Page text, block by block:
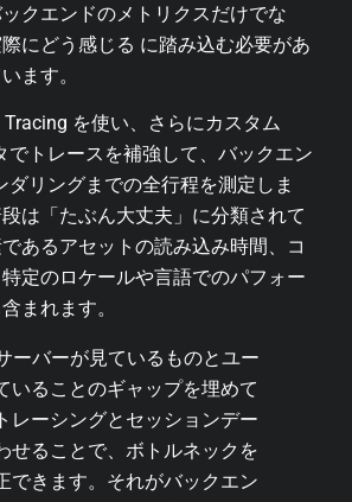
クエンドのメトリクスだけでな
にどう感じる に踏み込む必要があ
ます。
を使い、さらにカスタム
でトレースを補強して、バックエン
ダリングまでの全行程を測定しま
は「たぶん大丈夫」に分類されて
あるアセットの読み込み時間、コ
定のロケールや言語でのパフォー
まれます。
ーバーが見ているものとユー
いることのギャップを埋めて
レーシングとセッションデー
せることで、ボトルネックを
できます。それがバックエン